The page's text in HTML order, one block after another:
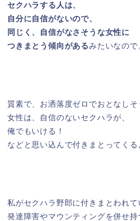
セクハラする人は、
自分に自信がないので、
同じく、自信がなさそうな女性に
つきまとう傾向があるみたいなので
質素で、お洒落度ゼロでおとなしそ
女性は、自信のないセクハラが、
俺でもいける！
などと思い込んで付きまとってくる
私がセクハラ野郎に付きまとわれて
発達障害やマウンティングを併せ持